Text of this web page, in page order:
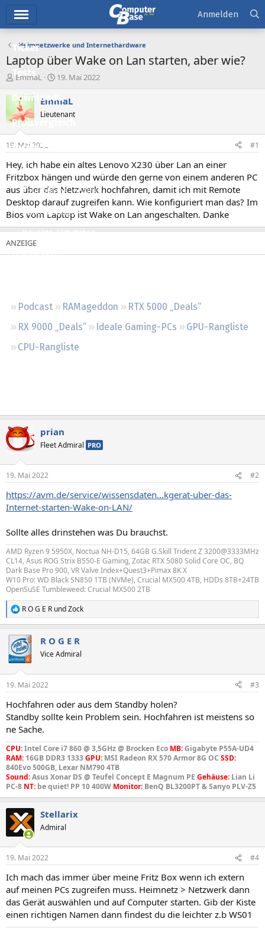
Ticker
Tests
Downloads
Preisvergleich
Forum
Aktuelles
Empfohlene Inhalte
Neue Beiträge
Neueste Aktivitäten
Leserartikel
Podcast RAMageddon
RTX 5000 „Deals“
RX 9000 „Deals“
Ideale Gaming-PCs
GPU-Rangliste
CPU-Rangliste
Anmelden
Heimnetzwerke und Internethardware
Laptop über Wake on Lan starten, aber wie?
E
s
t
e
e
r
EmmaL
E
s
e
t
a
19. Mai 2022
EmmaL
Lieutenant
19. Mai 2022 #1
Hey, ich habe ein altes Lenovo X230 über Lan an einer
Fritzbox hängen und würde den gerne von einem anderen PC
aus über das Netzwerk hochfahren, damit ich mit Remote
Desktop darauf zugreifen kann. Wie konfiguriert man das? Im
Bios vom Laptop ist Wake on Lan angeschalten. Danke
prian
Fleet Admiral PRO
19. Mai 2022 #2
https://avm.de/service/wissensdaten...kgerat-uber-das-
Internet-starten-Wake-on-LAN/
Sollte alles drinstehen was Du brauchst.
AMD Ryzen 9 5950X, Noctua NH-D15, 64GB G.Skill Trident Z 3200@3333MHz
CL14, Asus ROG Strix B550-E Gaming, Zotac RTX 5080 Solid Core OC, BQ
Dark Base Pro 900, VR Valve Index+Quest3+Pimax 8K X
W10 Pro: WD Black SN850 1TB (NVMe), Crucial MX500 4TB, HDDs 8TB+24TB
OpenSuSE Tumbleweed: Crucial MX500 2TB
R
e
k
t
i
e
:
R O G E R undZock
R O G E R
Vice Admiral
19. Mai 2022 #3
Hochfahren oder aus dem Standby holen?
Standby sollte kein Problem sein. Hochfahren ist meistens so
ne Sache.
CPU:Intel Core i7 860 @ 3,5GHz @ Brocken Eco MB:Gigabyte P55A-UD4
RAM: 16GB DDR3 1333GPU: MSI Radeon RX 570 Armor 8G OC SSD:
840Evo 500GB, Lexar NM790 4TB
Sound:Asus Xonar DS @ Teufel Concept E Magnum PE Gehäuse: Lian Li
PC-8 NT: be quiet! PP 10 400W Monitor: BenQ BL3200PT & Sanyo PLV-Z5
Stellarix
Admiral
19. Mai 2022 #4
Ich mach das immer über meine Fritz Box wenn ich extern
auf meinen PCs zugreifen muss. Heimnetz > Netzwerk dann
das Gerät auswählen und auf Computer starten. Gib der Kiste
einen richtigen Namen dann findest du die leichter z.b WS01